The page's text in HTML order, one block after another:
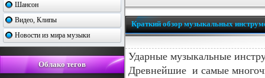
Шансон
Видео, Клипы
Новости из мира музыки
Облако тегов
Краткий обзор музыкальных
Ударные музыкальные
Древнейшие и самые